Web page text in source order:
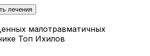
лечения
малотравматичных
Топ Ихилов